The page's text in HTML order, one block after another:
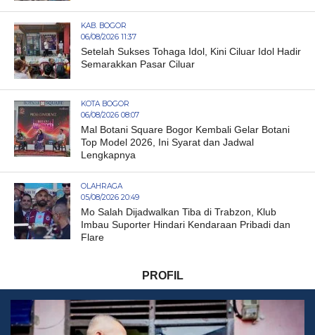
KAB. BOGOR
06/08/2026 11:37
Setelah Sukses Tohaga Idol, Kini Ciluar Idol Hadir
Semarakkan Pasar Ciluar
KOTA BOGOR
06/08/2026 08:07
Mal Botani Square Bogor Kembali Gelar Botani
Top Model 2026, Ini Syarat dan Jadwal
Lengkapnya
OLAHRAGA
05/08/2026 20:49
Mo Salah Dijadwalkan Tiba di Trabzon, Klub
Imbau Suporter Hindari Kendaraan Pribadi dan
Flare
PROFIL